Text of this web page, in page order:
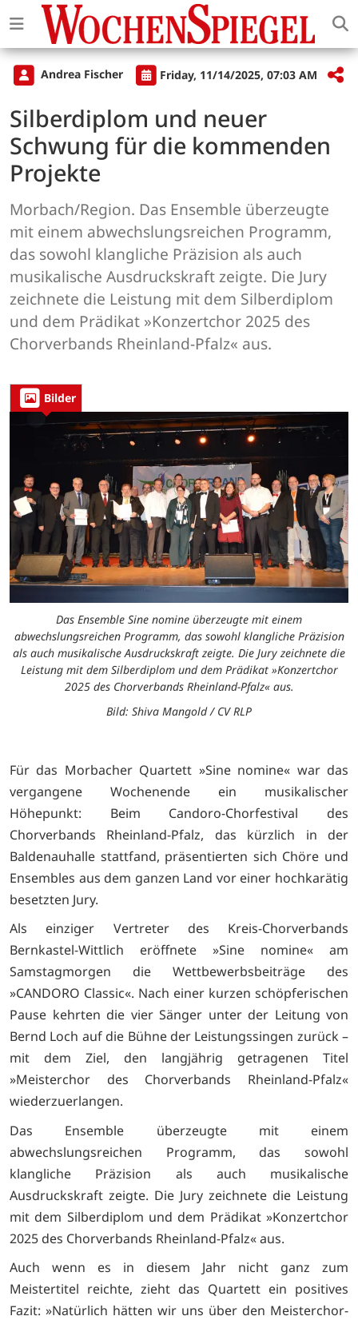
Andrea Fischer Friday, 11/14/2025, 07:03 AM
Silberdiplom und neuer
Schwung für die kommenden
Projekte
Morbach/Region. Das Ensemble überzeugte
mit einem abwechslungsreichen Programm,
das sowohl klangliche Präzision als auch
musikalische Ausdruckskraft zeigte. Die Jury
zeichnete die Leistung mit dem Silberdiplom
und dem Prädikat »Konzertchor 2025 des
Chorverbands Rheinland-Pfalz« aus.
Bilder
Das Ensemble Sine nomine überzeugte mit einem
abwechslungsreichen Programm, das sowohl klangliche Präzision
als auch musikalische Ausdruckskraft zeigte. Die Jury zeichnete die
Leistung mit dem Silberdiplom und dem Prädikat »Konzertchor
2025 des Chorverbands Rheinland-Pfalz« aus.
Bild: Shiva Mangold / CV RLP
Für das Morbacher Quartett »Sine nomine« war das
vergangene Wochenende ein musikalischer
Höhepunkt: Beim Candoro-Chorfestival des
Chorverbands Rheinland-Pfalz, das kürzlich in der
Baldenauhalle stattfand, präsentierten sich Chöre und
Ensembles aus dem ganzen Land vor einer hochkarätig
besetzten Jury.
Als einziger Vertreter des Kreis-Chorverbands
Bernkastel-Wittlich eröffnete »Sine nomine« am
Samstagmorgen die Wettbewerbsbeiträge des
»CANDORO Classic«. Nach einer kurzen schöpferischen
Pause kehrten die vier Sänger unter der Leitung von
Bernd Loch auf die Bühne der Leistungssingen zurück –
mit dem Ziel, den langjährig getragenen Titel
»Meisterchor des Chorverbands Rheinland-Pfalz«
wiederzuerlangen.
Das Ensemble überzeugte mit einem
abwechslungsreichen Programm, das sowohl
klangliche Präzision als auch musikalische
Ausdruckskraft zeigte. Die Jury zeichnete die Leistung
mit dem Silberdiplom und dem Prädikat »Konzertchor
2025 des Chorverbands Rheinland-Pfalz« aus.
Auch wenn es in diesem Jahr nicht ganz zum
Meistertitel reichte, zieht das Quartett ein positives
Fazit: »Natürlich hätten wir uns über den Meisterchor-